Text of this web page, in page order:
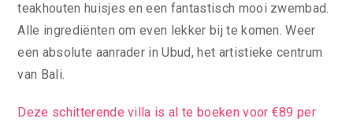
teakhouten huisjes en een fantastisch mooi zwembad.
Alle ingrediënten om even lekker bij te komen. Weer
een absolute aanrader in Ubud, het artistieke centrum
van Bali.
Deze schitterende villa is al te boeken voor €89 per